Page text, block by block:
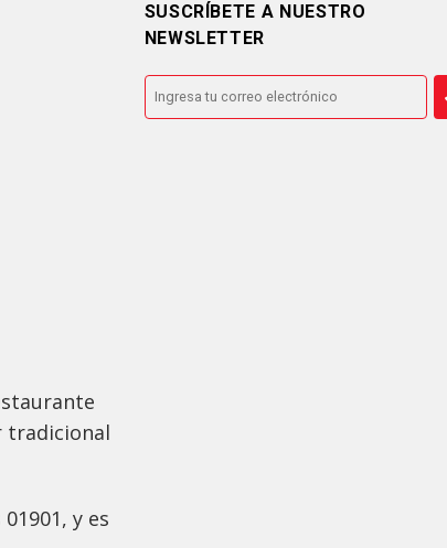
tradicional
y es
SUSCRÍBETE A NUESTRO
NEWSLETTER